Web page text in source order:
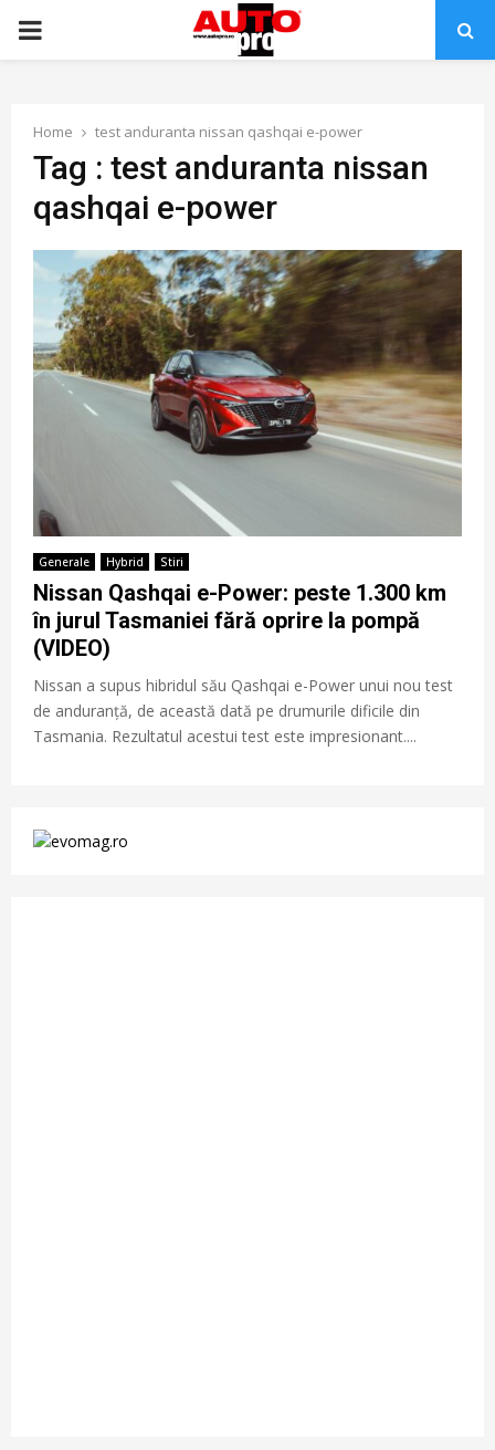
PRIMARY
Home test anduranta nissan qashqai e-power
Tag : test anduranta nissan
qashqai e-power
Generale Hybrid Stiri
Nissan Qashqai e-Power: peste 1.300 km
în jurul Tasmaniei fără oprire la pompă
(VIDEO)
Nissan a supus hibridul său Qashqai e-Power unui nou test
de anduranță, de această dată pe drumurile dificile din
Tasmania. Rezultatul acestui test este impresionant....